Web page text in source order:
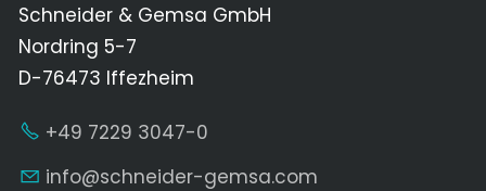
Schneider & Gemsa GmbH
Nordring 5-7
D-76473 Iffezheim
+49 7229 3047-0
nf
schn d r-g ms c m